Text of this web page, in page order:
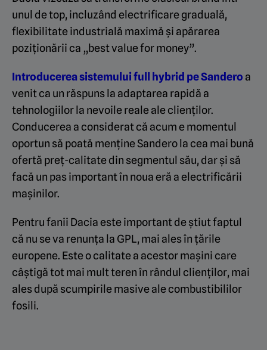
unul de top, incluzând electrificare graduală,
flexibilitate industrială maximă și apărarea
poziționării ca „best value for money”.
Introducerea sistemului full hybrid pe Sandero a
venit ca un răspuns la adaptarea rapidă a
tehnologiilor la nevoile reale ale clienților.
Conducerea a considerat că acum e momentul
oportun să poată menține Sandero la cea mai bună
ofertă preț-calitate din segmentul său, dar și să
facă un pas important în noua eră a electrificării
mașinilor.
Pentru fanii Dacia este important de știut faptul
că nu se va renunța la GPL, mai ales în țările
europene. Este o calitate a acestor mașini care
câștigă tot mai mult teren în rândul clienților, mai
ales după scumpirile masive ale combustibililor
fosili.